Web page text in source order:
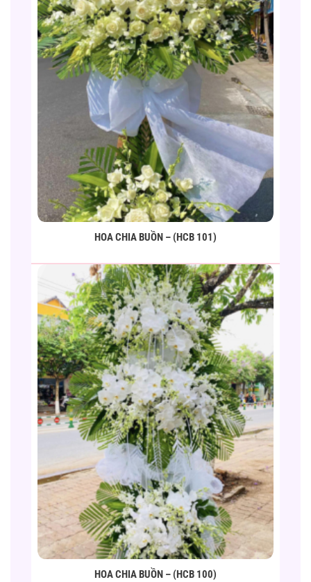
HOA CHIA BUỒN – (HCB 101)
HOA CHIA BUỒN – (HCB 100)